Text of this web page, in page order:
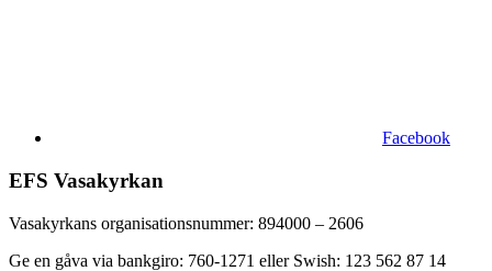
Facebook
EFS Vasakyrkan
Vasakyrkans organisationsnummer: 894000 – 2606
Ge en gåva via bankgiro: 760-1271 eller Swish: 123 562 87 14